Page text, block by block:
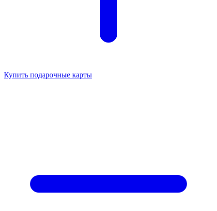
Купить подарочные карты